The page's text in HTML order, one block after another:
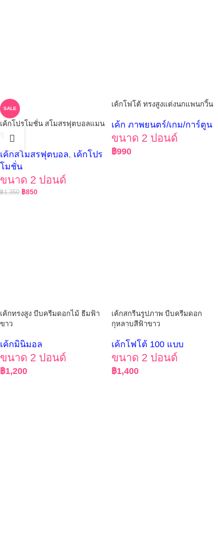
SALE
เค้กโปรโมชั่น สโมสรฟุตบอลแมน
เค้กสโมสรฟุตบอล, เค้กโปร
โมชั่น
ขนาด 2 ปอนด์
฿1,350 ฿850
เค้กโฟโต้ ทรงสูงแต่งนกแพนกวิ้น
เค้ก ภาพยนตร์/เกม/การ์ตูน
ขนาด 2 ปอนด์
฿990
เค้กทรงสูง บีบครีมดอกไม้ ธีมฟ้า
ขาว
เค้กมินิมอล
ขนาด 2 ปอนด์
฿1,200
เค้กสกรีนรูปภาพ บีบครีมดอก
กุหลาบสีฟ้าขาว
เค้กโฟโต้ 100 แบบ
ขนาด 2 ปอนด์
฿1,400